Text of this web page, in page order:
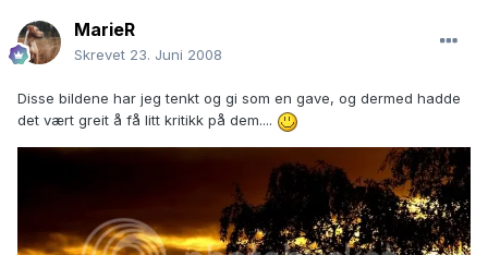
MarieR
Skrevet 23. Juni 2008
Disse bildene har jeg tenkt og gi som en gave, og dermed hadde
det vært greit å få litt kritikk på dem....